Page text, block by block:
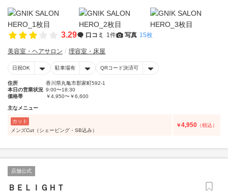
3.29 口コミ 1件 写真 15枚
美容室・ヘアサロン 理容室・床屋
日祝OK 駐車場有 QRコード決済可
住所
香川県丸亀市郡家町592-1
本日の営業状況 9:00〜18:30
価格帯
￥4,950〜￥6,600
主なメニュー
カット
メンズCut（シェービング・SB込み）
￥4,950 （税込）
店舗公式
ＢＥＬＩＧＨＴ